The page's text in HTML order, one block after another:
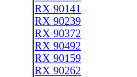
RX 90141
RX 90239
RX 90372
RX 90492
RX 90159
RX 90262